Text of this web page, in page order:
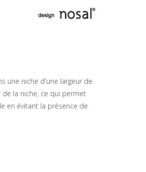
une niche d'une largeur de
la niche, ce qui permet
en évitant la présence de